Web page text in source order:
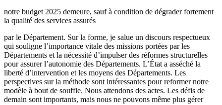
notre budget 2025 demeure, sauf à condition de dégrader fortement
la qualité des services assurés
par le Département. Sur la forme, je salue un discours respectueux
qui souligne l’importance vitale des missions portées par les
Départements et la nécessité d’impulser des réformes structurelles
pour assurer l’autonomie des Départements. L’État a asséché la
liberté d’intervention et les moyens des Départements. Les
perspectives sur la méthode sont intéressantes pour reformer notre
modèle à bout de souffle. Nous attendons des actes. Les défis de
demain sont importants, mais nous ne pouvons même plus gérer